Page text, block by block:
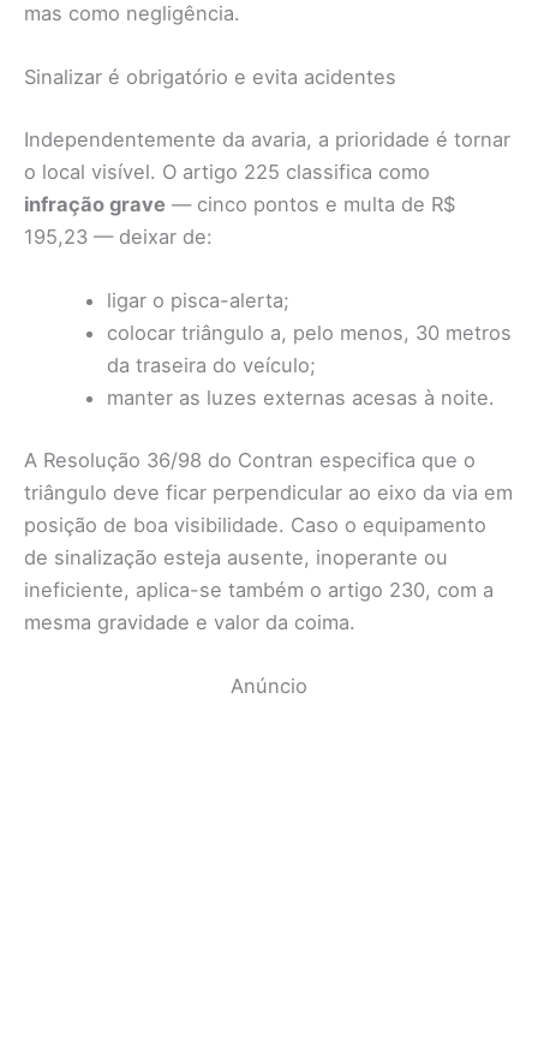
mas como negligência.
Sinalizar é obrigatório e evita acidentes
Independentemente da avaria, a prioridade é tornar
o local visível. O artigo 225 classifica como
infração grave — cinco pontos e multa de R$
195,23 — deixar de:
ligar o pisca-alerta;
colocar triângulo a, pelo menos, 30 metros
da traseira do veículo;
manter as luzes externas acesas à noite.
A Resolução 36/98 do Contran especifica que o
triângulo deve ficar perpendicular ao eixo da via em
posição de boa visibilidade. Caso o equipamento
de sinalização esteja ausente, inoperante ou
ineficiente, aplica-se também o artigo 230, com a
mesma gravidade e valor da coima.
Anúncio